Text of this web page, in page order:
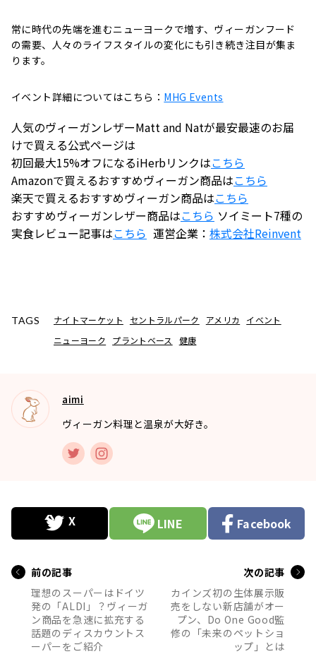
常に時代の先端を進むニューヨークで増す、ヴィーガンフード
の需要、人々のライフスタイルの変化にも引き続き注目が集ま
ります。
イベント詳細についてはこちら： MHG Events
人気のヴィーガンレザーMatt and Natが最安最速のお届
けで買える公式ページは
初回最大15%オフになるiHerbリンクはこちら
Amazonで買えるおすすめヴィーガン商品はこちら
楽天で買えるおすすめヴィーガン商品はこちら
おすすめヴィーガンレザー商品はこちら ソイミート7種の
実食レビュー記事はこちら 運営企業： 株式会社Reinvent
TAGS ナイトマーケット セントラルパーク アメリカ
イベント
ニューヨーク
プラントベース 健康
aimi
ヴィーガン料理と温泉が大好き。
LINE Facebook
前の記事
理想のスーパーはドイツ
発の「ALDI」？ヴィーガ
ン商品を急速に拡充する
話題のディスカウントス
ーパーをご紹介
次の記事
カインズ初の生体展示販
売をしない新店舗がオー
プン、Do One Good監
修の「未来のペットショ
ップ」とは